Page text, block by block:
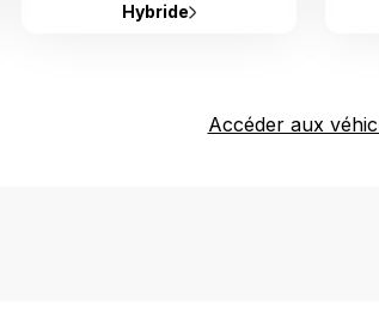
Hybride
Accéder aux